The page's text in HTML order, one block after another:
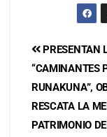
PRESENTAN
“CAMINANTES
RUNAKUNA”,
RESCATA LA
PATRIMONIO